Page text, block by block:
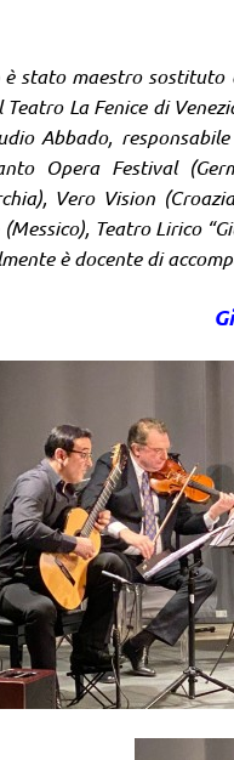
è stato maestro sostituto
Teatro La Fenice di
Abbado,
Opera Festival
Vero Vision
Teatro Lirico
è docente di